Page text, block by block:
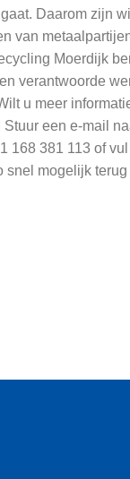
Daarom zijn
van
Moerdijk
verantwoorde
u meer
een e-mail
168 381 113 of
mogelijk